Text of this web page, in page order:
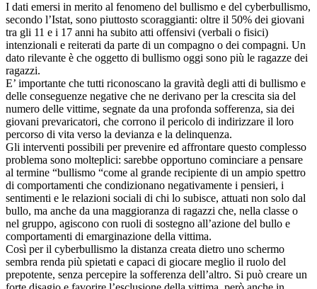
I dati emersi in merito al fenomeno del bullismo e del cyberbullismo,
secondo l’Istat, sono piuttosto scoraggianti: oltre il 50% dei giovani
tra gli 11 e i 17 anni ha subito atti offensivi (verbali o fisici)
intenzionali e reiterati da parte di un compagno o dei compagni. Un
dato rilevante è che oggetto di bullismo oggi sono più le ragazze dei
ragazzi.
E’ importante che tutti riconoscano la gravità degli atti di bullismo e
delle conseguenze negative che ne derivano per la crescita sia del
numero delle vittime, segnate da una profonda sofferenza, sia dei
giovani prevaricatori, che corrono il pericolo di indirizzare il loro
percorso di vita verso la devianza e la delinquenza.
Gli interventi possibili per prevenire ed affrontare questo complesso
problema sono molteplici: sarebbe opportuno cominciare a pensare
al termine “bullismo “come al grande recipiente di un ampio spettro
di comportamenti che condizionano negativamente i pensieri, i
sentimenti e le relazioni sociali di chi lo subisce, attuati non solo dal
bullo, ma anche da una maggioranza di ragazzi che, nella classe o
nel gruppo, agiscono con ruoli di sostegno all’azione del bullo e
comportamenti di emarginazione della vittima.
Così per il cyberbullismo la distanza creata dietro uno schermo
sembra renda più spietati e capaci di giocare meglio il ruolo del
prepotente, senza percepire la sofferenza dell’altro. Si può creare un